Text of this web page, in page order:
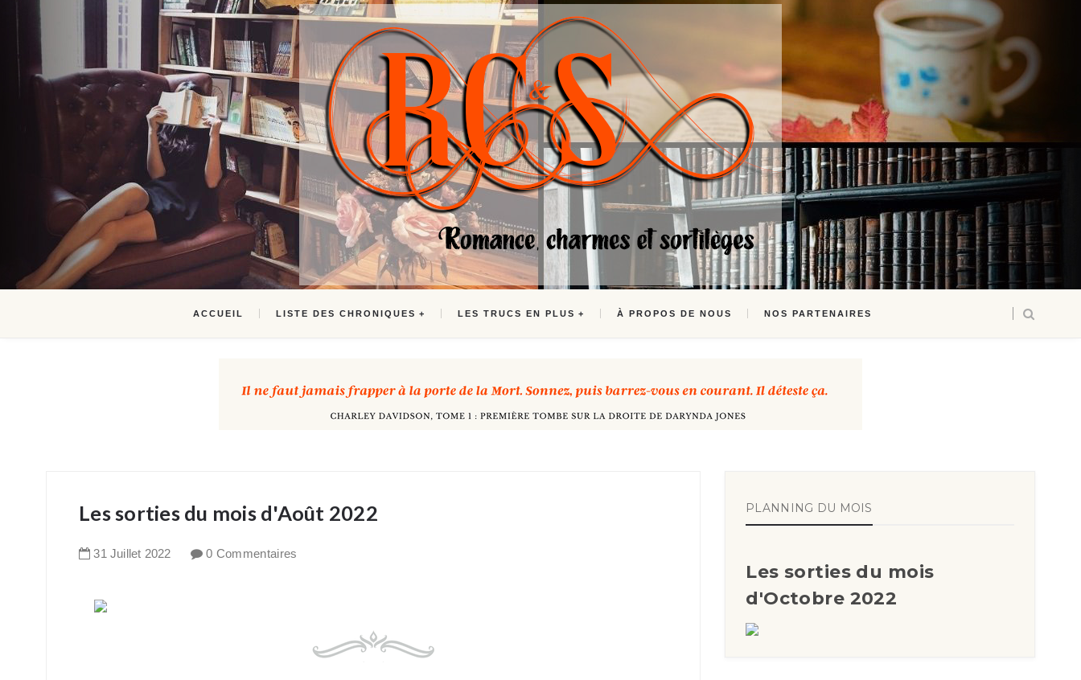
ACCUEIL LISTE DES CHRONIQUES LES TRUCS EN PLUS À PROPOS DE NOUS NOS PARTENAIRES
Les sorties du mois d'Août 2022
31 Juillet 2022 0 Commentaires
PLANNING DU MOIS
Les sorties du mois
d'Octobre 2022